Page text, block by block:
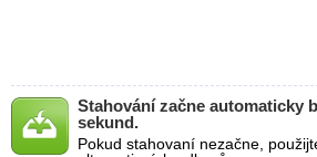
Stahování začne automaticky
sekund.
Pokud stahovaní nezačne,